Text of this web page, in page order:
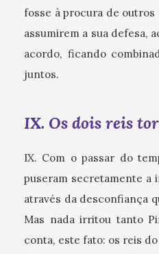
fosse à procura de
assumirem a sua defesa,
acordo, ficando
juntos.
IX. Os dois reis
IX. Com o passar do
puseram secretamente a
através da desconfiança
Mas nada irritou tanto
conta, este fato: os reis